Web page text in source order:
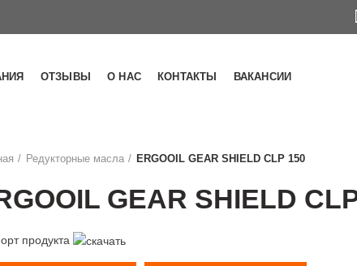
ОТЗЫВЫ О НАС КОНТАКТЫ ВАКАНСИИ
Редукторные масла ERGOOIL GEAR SHIELD CLP 150
GEAR SHIELD
продукта